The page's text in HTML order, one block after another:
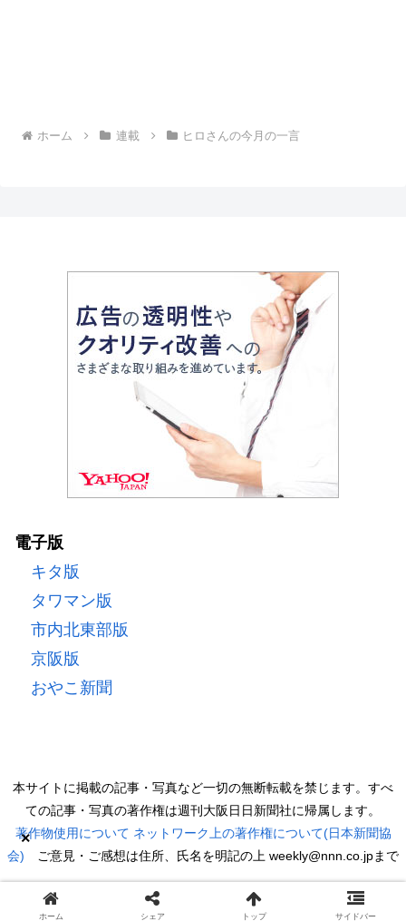
ホーム 連載 ヒロさんの今月の一言
×
電子版
キタ版
タワマン版
市内北東部版
京阪版
おやこ新聞
本サイトに掲載の記事・写真など一切の無断転載を禁じます。すべ
ての記事・写真の著作権は週刊大阪日日新聞社に帰属します。
著作物使用について ネットワーク上の著作権について(日本新聞協
会) ご意見・ご感想は住所、氏名を明記の上 weekly@nnn.co.jpまで
Copyright © 2022 週刊大阪日日新聞 All Rights Reserved.
ホーム シェア トップ サイドバー